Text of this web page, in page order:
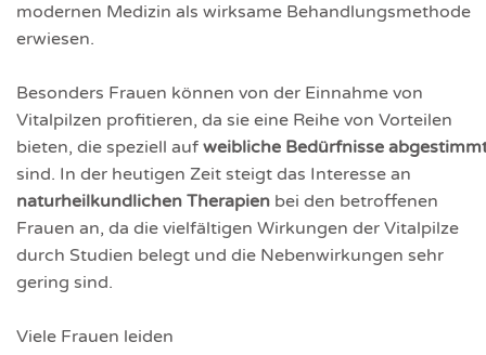
modernen Medizin als wirksame Behandlungsmethode
erwiesen.
Besonders Frauen können von der Einnahme von
Vitalpilzen profitieren, da sie eine Reihe von Vorteilen
bieten, die speziell auf weibliche Bedürfnisse
sind. In der heutigen Zeit steigt das Interesse an
naturheilkundlichen Therapien bei den betroffenen
Frauen an, da die vielfältigen Wirkungen der Vitalpilze
durch Studien belegt und die Nebenwirkungen sehr
gering sind.
Viele Frauen leiden